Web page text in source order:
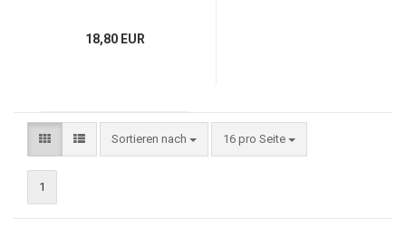
18,80 EUR
Sortieren nach 16 pro Seite
1